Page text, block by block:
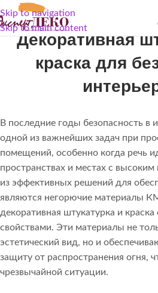
Skip to navigation
Skip to main content
Негорючие
Декоративная
краска для
В последние годы безопасность в
одной из важнейших задач при
помещений, особенно когда речь
пространствах и местах с
из эффективных решений для
являются негорючие материалы
декоративная штукатурка и
свойствами. Эти материалы не
эстетический вид, но и
защиту от распространения огня,
чрезвычайной ситуации.